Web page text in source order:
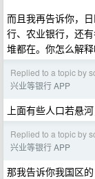
而且我再告诉你，
行、农业银行，还
堆都在。你怎么解
Replied to a topic by
兴业等银行 APP
上面有些人口若悬
Replied to a topic by
兴业等银行 APP
那我告诉你我国区